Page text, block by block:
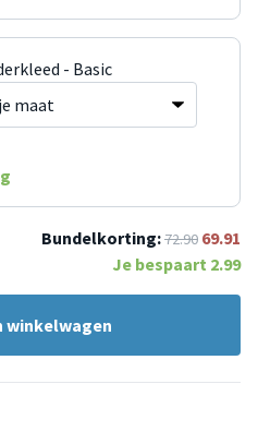
- Basic
Bundelkorting:72.90 69.91
Je bespaart 2.99
winkelwagen